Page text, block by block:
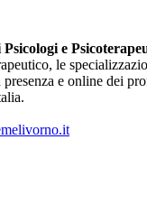
e
le
e online dei